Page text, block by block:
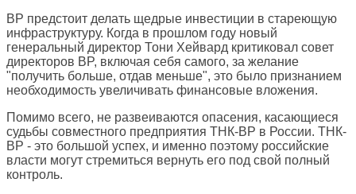
BP предстоит делать щедрые инвестиции в стареющую
инфраструктуру. Когда в прошлом году новый
генеральный директор Тони Хейвард критиковал совет
директоров BP, включая себя самого, за желание
"получить больше, отдав меньше", это было признанием
необходимость увеличивать финансовые вложения.
Помимо всего, не развеиваются опасения, касающиеся
судьбы совместного предприятия ТНК-BP в России. ТНК-
BP - это большой успех, и именно поэтому российские
власти могут стремиться вернуть его под свой полный
контроль.